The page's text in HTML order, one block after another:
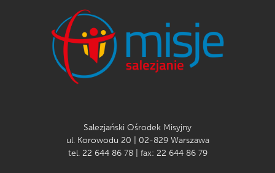
Salezjański Ośrodek Misyjny
ul. Korowodu 20 | 02-829 Warszawa
tel. 22 644 86 78 | fax: 22 644 86 79